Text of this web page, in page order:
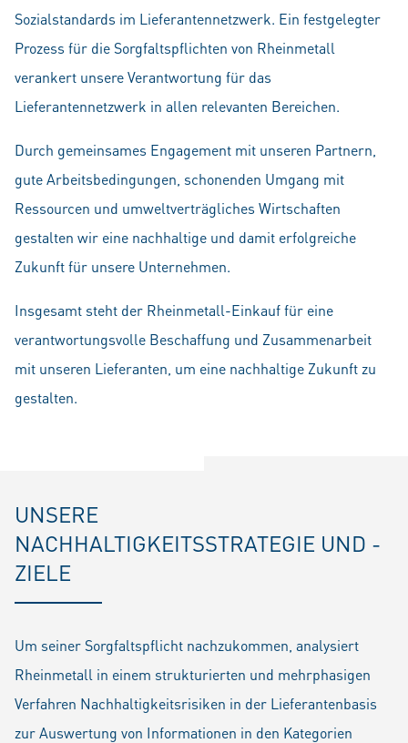
Sozialstandards im Lieferantennetzwerk. Ein festgelegter
Prozess für die Sorgfaltspflichten von Rheinmetall
verankert unsere Verantwortung für das
Lieferantennetzwerk in allen relevanten Bereichen.
Durch gemeinsames Engagement mit unseren Partnern,
gute Arbeitsbedingungen, schonenden Umgang mit
Ressourcen und umweltverträgliches Wirtschaften
gestalten wir eine nachhaltige und damit erfolgreiche
Zukunft für unsere Unternehmen.
Insgesamt steht der Rheinmetall-Einkauf für eine
verantwortungsvolle Beschaffung und Zusammenarbeit
mit unseren Lieferanten, um eine nachhaltige Zukunft zu
gestalten.
UNSERE
NACHHALTIGKEITSSTRATEGIE UND -
ZIELE
Um seiner Sorgfaltspflicht nachzukommen, analysiert
Rheinmetall in einem strukturierten und mehrphasigen
Verfahren Nachhaltigkeitsrisiken in der Lieferantenbasis
zur Auswertung von Informationen in den Kategorien